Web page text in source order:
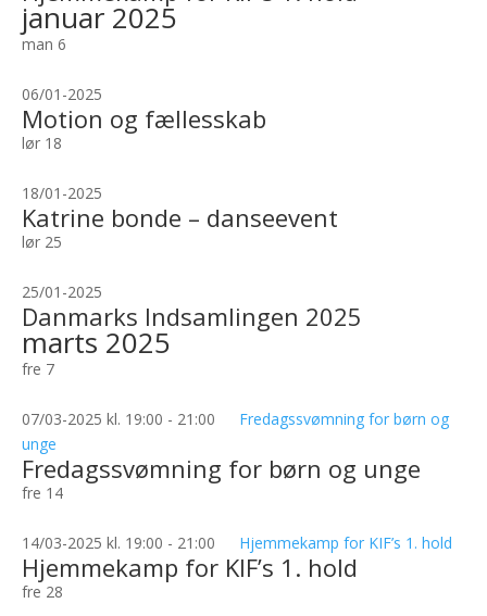
januar 2025
man 6
06/01-2025
Motion og fællesskab
lør 18
18/01-2025
Katrine bonde – danseevent
lør 25
25/01-2025
Danmarks Indsamlingen 2025
marts 2025
fre 7
07/03-2025 kl. 19:00 - 21:00
Fredagssvømning for børn og
unge
Fredagssvømning for børn og unge
fre 14
14/03-2025 kl. 19:00 - 21:00 Hjemmekamp for KIF’s 1. hold
Hjemmekamp for KIF’s 1. hold
fre 28